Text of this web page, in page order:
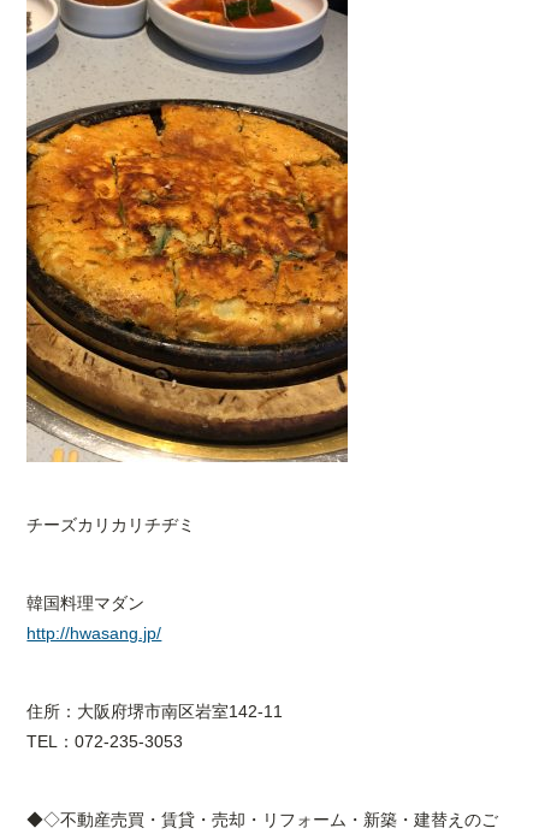
チーズカリカリチヂミ
韓国料理マダン
http://hwasang.jp/
住所：大阪府堺市南区岩室142-11
TEL：072-235-3053
◆◇不動産売買・賃貸・売却・リフォーム・新築・建替えのご